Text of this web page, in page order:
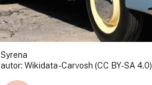
Syrena
autor: Wikidata - Carvosh (CC BY-SA 4.0)